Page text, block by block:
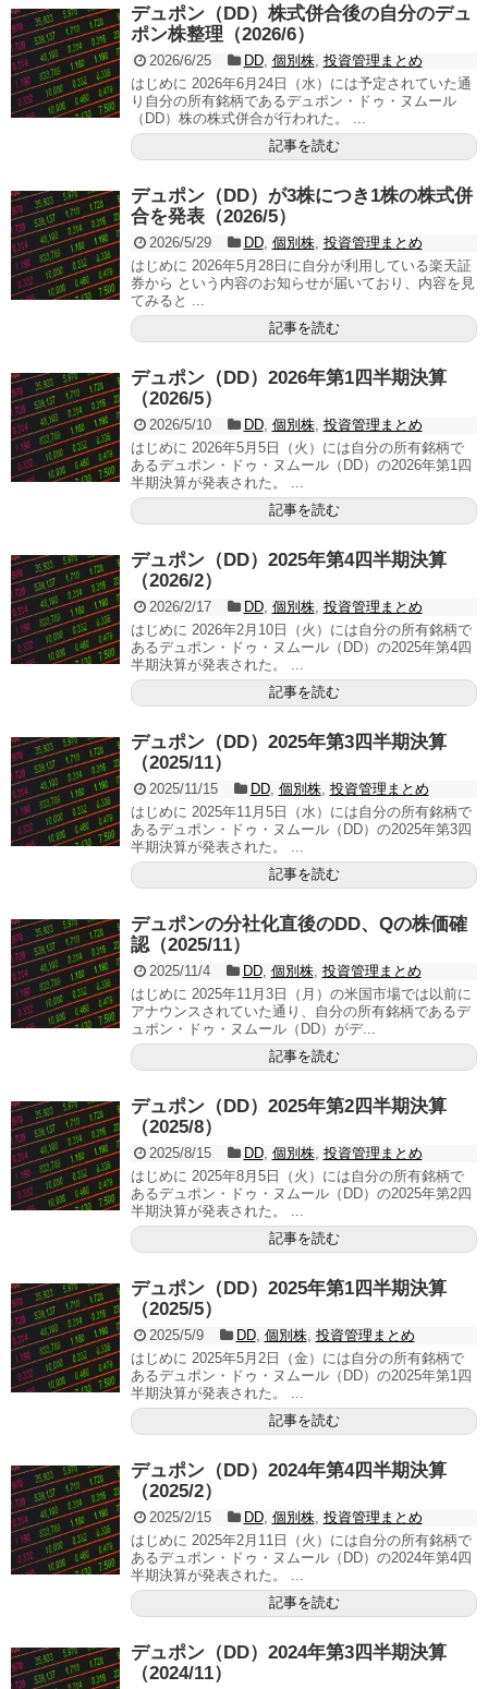
デュポン（DD）株式併合後の自分のデュ
ポン株整理（2026/6）
2026/6/25 DD, 個別株, 投資管理まとめ
はじめに 2026年6月24日（水）には予定されていた通
り自分の所有銘柄であるデュポン・ドゥ・ヌムール
（DD）株の株式併合が行われた。 ...
記事を読む
デュポン（DD）が3株につき1株の株式併
合を発表（2026/5）
2026/5/29 DD, 個別株, 投資管理まとめ
はじめに 2026年5月28日に自分が利用している楽天証
券から という内容のお知らせが届いており、内容を見
てみると ...
記事を読む
デュポン（DD）2026年第1四半期決算
（2026/5）
2026/5/10 DD, 個別株, 投資管理まとめ
はじめに 2026年5月5日（火）には自分の所有銘柄で
あるデュポン・ドゥ・ヌムール（DD）の2026年第1四
半期決算が発表された。 ...
記事を読む
デュポン（DD）2025年第4四半期決算
（2026/2）
2026/2/17 DD, 個別株, 投資管理まとめ
はじめに 2026年2月10日（火）には自分の所有銘柄で
あるデュポン・ドゥ・ヌムール（DD）の2025年第4四
半期決算が発表された。 ...
記事を読む
デュポン（DD）2025年第3四半期決算
（2025/11）
2025/11/15 DD, 個別株, 投資管理まとめ
はじめに 2025年11月5日（水）には自分の所有銘柄で
あるデュポン・ドゥ・ヌムール（DD）の2025年第3四
半期決算が発表された。 ...
記事を読む
デュポンの分社化直後のDD、Qの株価確
認（2025/11）
2025/11/4 DD, 個別株, 投資管理まとめ
はじめに 2025年11月3日（月）の米国市場では以前に
アナウンスされていた通り、自分の所有銘柄であるデ
ュポン・ドゥ・ヌムール（DD）がデ...
記事を読む
デュポン（DD）2025年第2四半期決算
（2025/8）
2025/8/15 DD, 個別株, 投資管理まとめ
はじめに 2025年8月5日（火）には自分の所有銘柄で
あるデュポン・ドゥ・ヌムール（DD）の2025年第2四
半期決算が発表された。 ...
記事を読む
デュポン（DD）2025年第1四半期決算
（2025/5）
2025/5/9 DD, 個別株, 投資管理まとめ
はじめに 2025年5月2日（金）には自分の所有銘柄で
あるデュポン・ドゥ・ヌムール（DD）の2025年第1四
半期決算が発表された。 ...
記事を読む
デュポン（DD）2024年第4四半期決算
（2025/2）
2025/2/15 DD, 個別株, 投資管理まとめ
はじめに 2025年2月11日（火）には自分の所有銘柄で
あるデュポン・ドゥ・ヌムール（DD）の2024年第4四
半期決算が発表された。 ...
記事を読む
デュポン（DD）2024年第3四半期決算
（2024/11）